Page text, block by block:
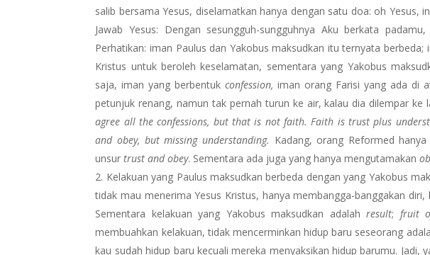
salib bersama Yesus, diselamatkan hanya dengan satu doa: oh Yesus,
Jawab Yesus: Dengan sesungguh-sungguhnya Aku berkata
Perhatikan: iman Paulus dan Yakobus maksudkan itu ternyata
Kristus untuk beroleh keselamatan, sementara yang Yakobus
saja, iman yang berbentukconfession, iman orang Farisi yang ada di
petunjuk renang, namun tak pernah turun ke air, kalau dia dilempar
agree all the confessions, but that is not faith. Faith is trust plus
and obey, but missing understanding. Kadang, orang Reformed
unsurtrust and obey. Sementara ada juga yang hanya mengutamakan
Kelakuan yang Paulus maksudkan berbeda dengan yang Yakobus
tidak mau menerima Yesus Kristus, hanya membangga-banggakan
Sementara kelakuan yang Yakobus maksudkan adalahresult; fruit
membuahkan kelakuan, tidak mencerminkan hidup baru seseorang
kau sudah hidup baru kecuali mereka menyaksikan hidup barumu. Jadi,